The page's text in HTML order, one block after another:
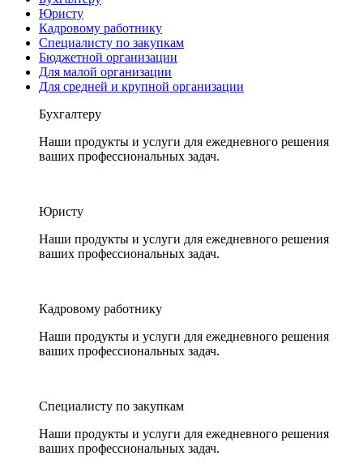
Юристу
Кадровому работнику
Специалисту по закупкам
Бюджетной организации
Для малой организации
Для средней и крупной организации
Бухгалтеру
Наши продукты и услуги для ежедневного решения
ваших профессиональных задач.
Юристу
Наши продукты и услуги для ежедневного решения
ваших профессиональных задач.
Кадровому работнику
Наши продукты и услуги для ежедневного решения
ваших профессиональных задач.
Специалисту по закупкам
Наши продукты и услуги для ежедневного решения
ваших профессиональных задач.